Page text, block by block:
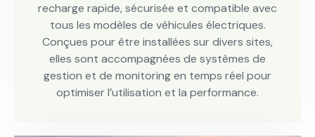
recharge rapide, sécurisée et compatible avec
tous les modèles de véhicules électriques.
Conçues pour être installées sur divers sites,
elles sont accompagnées de systèmes de
gestion et de monitoring en temps réel pour
optimiser l’utilisation et la performance.